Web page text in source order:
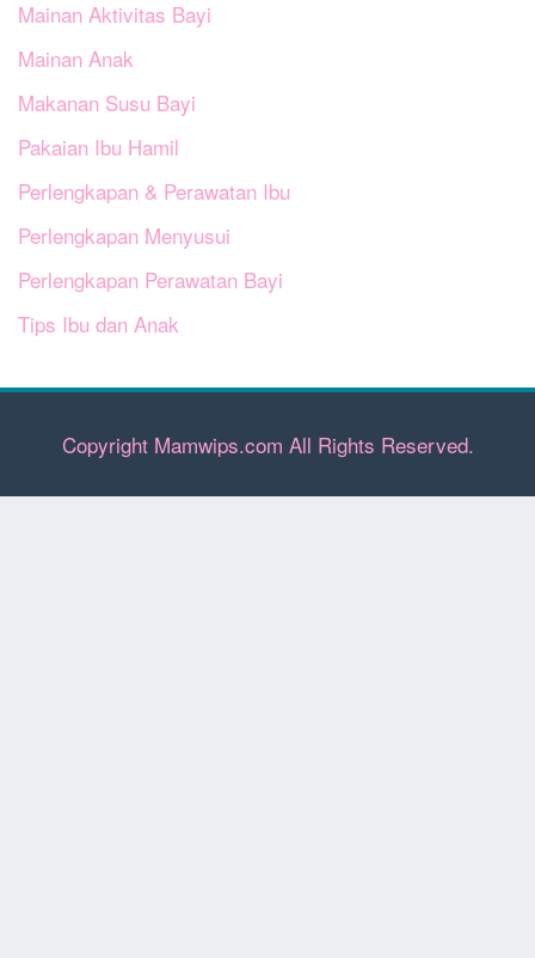
Mainan Aktivitas Bayi
Mainan Anak
Makanan Susu Bayi
Pakaian Ibu Hamil
Perlengkapan & Perawatan Ibu
Perlengkapan Menyusui
Perlengkapan Perawatan Bayi
Tips Ibu dan Anak
Copyright Mamwips.com All Rights Reserved.